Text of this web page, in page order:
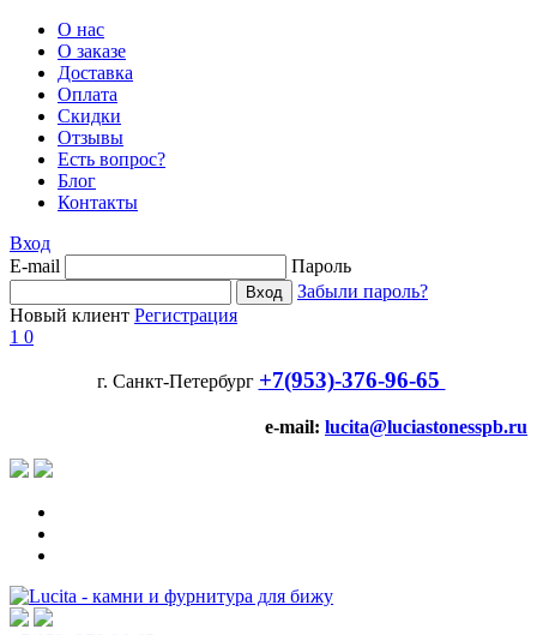
О нас
О заказе
Доставка
Оплата
Скидки
Отзывы
Есть вопрос?
Блог
Контакты
Вход
E-mail
Пароль
Забыли пароль?
Новый клиент Регистрация
1 0
г. Санкт-Петербург +7(953)-376-96-65
e-mail: lucita@luciastonesspb.ru